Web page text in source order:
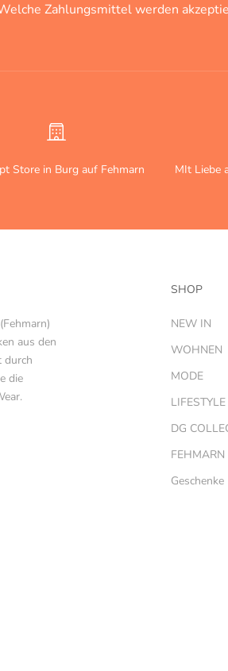
Zahlungsmittel werden
Store in Burg auf Fehmarn MIt Liebe
aus den
durch
die
SHOP
NEW IN
WOHNEN
MODE
LIFESTYLE
DG
FEHMARN
Geschenke